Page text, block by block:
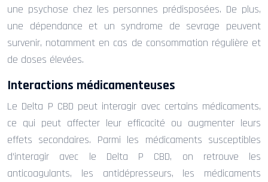
une psychose chez les personnes prédisposées. De plus,
une dépendance et un syndrome de sevrage peuvent
survenir, notamment en cas de consommation régulière et
de doses élevées.
Interactions médicamenteuses
Le Delta P CBD peut interagir avec certains médicaments,
ce qui peut affecter leur efficacité ou augmenter leurs
effets secondaires. Parmi les médicaments susceptibles
d’interagir avec le Delta P CBD, on retrouve les
anticoagulants, les antidépresseurs, les médicaments